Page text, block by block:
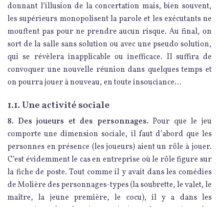
donnant l’illusion de la concertation mais, bien souvent,
les supérieurs monopolisent la parole et les exécutants ne
mouftent pas pour ne prendre aucun risque. Au final, on
sort de la salle sans solution ou avec une pseudo solution,
qui se révèlera inapplicable ou inefficace. Il suffira de
convoquer une nouvelle réunion dans quelques temps et
on pourra jouer à nouveau, en toute insouciance…
1.1. Une activité sociale
8. Des joueurs et des personnages. Pour que le jeu
comporte une dimension sociale, il faut d’abord que les
personnes en présence (les joueurs) aient un rôle à jouer.
C’est évidemment le cas en entreprise où le rôle figure sur
la fiche de poste. Tout comme il y avait dans les comédies
de Molière des personnages-types (la soubrette, le valet, le
maître, la jeune première, le cocu), il y a dans les